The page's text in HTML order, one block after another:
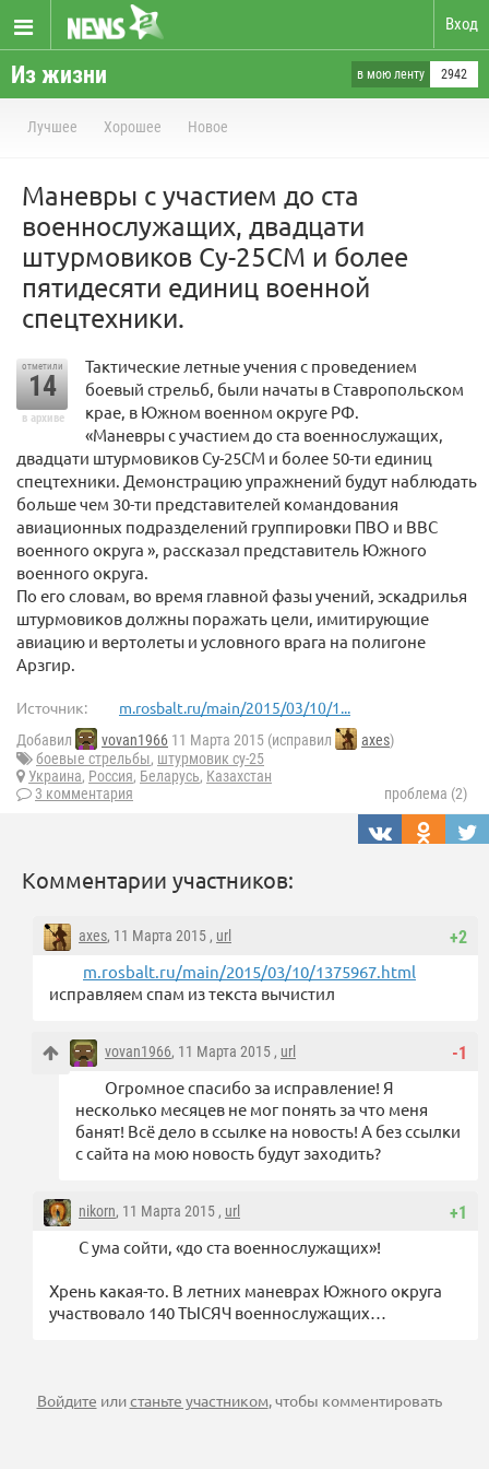
Вход
Из жизни в мою ленту 2942
Лучшее Хорошее Новое
Маневры с участием до ста
военнослужащих, двадцати
штурмовиков Су-25СМ и более
пятидесяти единиц военной
спецтехники.
отметили
14
в архиве
Тактические летные учения с проведением
боевый стрельб, были начаты в Ставропольском
крае, в Южном военном округе РФ.
«Маневры с участием до ста военнослужащих,
двадцати штурмовиков Су-25СМ и более 50-ти единиц
спецтехники. Демонстрацию упражнений будут наблюдать
больше чем 30-ти представителей командования
авиационных подразделений группировки ПВО и ВВС
военного округа », рассказал представитель Южного
военного округа.
По его словам, во время главной фазы учений, эскадрилья
штурмовиков должны поражать цели, имитирующие
авиацию и вертолеты и условного врага на полигоне
Арзгир.
Источник: m.rosbalt.ru/main/2015/03/10/1...
Добавил vovan1966 11 Марта 2015 (исправил axes)
боевые стрельбы, штурмовик су-25
Украина, Россия, Беларусь, Казахстан
3 комментария
проблема (2)
Комментарии участников:
+2
axes, 11 Марта 2015 , url
m.rosbalt.ru/main/2015/03/10/1375967.html
исправляем спам из текста вычистил
-1
vovan1966, 11 Марта 2015 , url
Огромное спасибо за исправление! Я
несколько месяцев не мог понять за что меня
банят! Всё дело в ссылке на новость! А без ссылки
с сайта на мою новость будут заходить?
+1
nikorn, 11 Марта 2015 , url
С ума сойти, «до ста военнослужащих»!
Хрень какая-то. В летних маневрах Южного округа
участвовало 140 ТЫСЯЧ военнослужащих…
Войдите илистаньте участником, чтобы комментировать